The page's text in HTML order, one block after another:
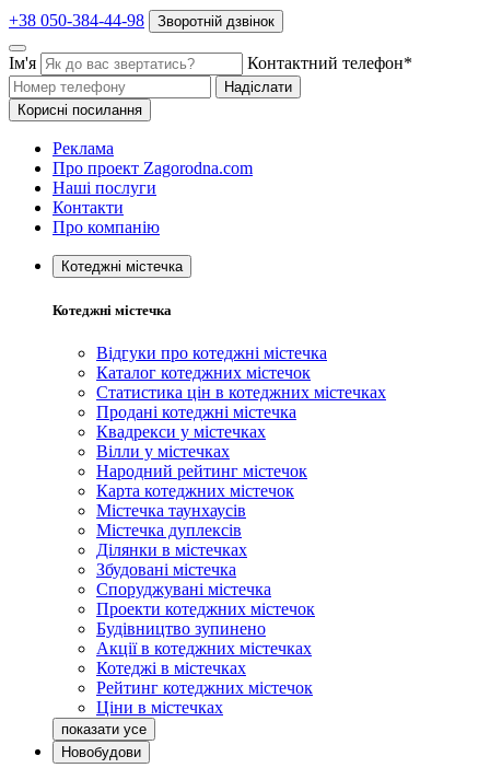
+38 050-384-44-98 Зворотній дзвінок
Ім'я Контактний телефон*
Надіслати
Корисні посилання
Реклама
Про проект Zagorodna.com
Наші послуги
Контакти
Про компанію
Котеджні містечка
Котеджні містечка
Відгуки про котеджні містечка
Каталог котеджних містечок
Статистика цін в котеджних містечках
Продані котеджні містечка
Квадрекси у містечках
Вілли у містечках
Народний рейтинг містечок
Карта котеджних містечок
Містечка таунхаусів
Містечка дуплексів
Ділянки в містечках
Збудовані містечка
Споруджувані містечка
Проекти котеджних містечок
Будівництво зупинено
Акції в котеджних містечках
Котеджі в містечках
Рейтинг котеджних містечок
Ціни в містечках
Новобудови